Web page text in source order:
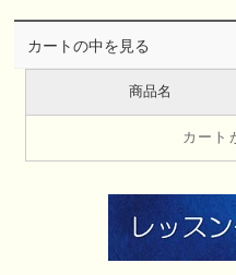
カートの中を見る
商品名
カート